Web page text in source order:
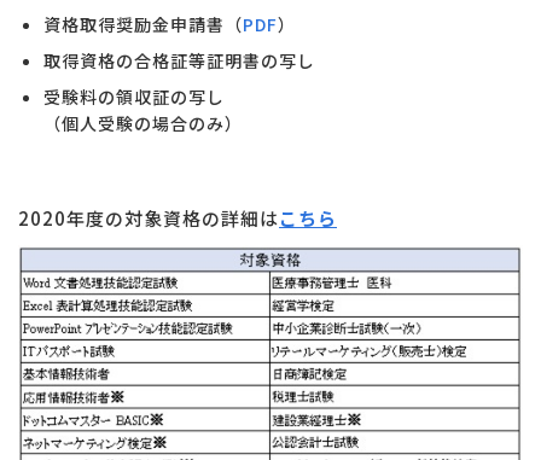
資格取得奨励金申請書（PDF）
取得資格の合格証等証明書の写し
受験料の領収証の写し
（個人受験の場合のみ）
2020年度の対象資格の詳細はこちら